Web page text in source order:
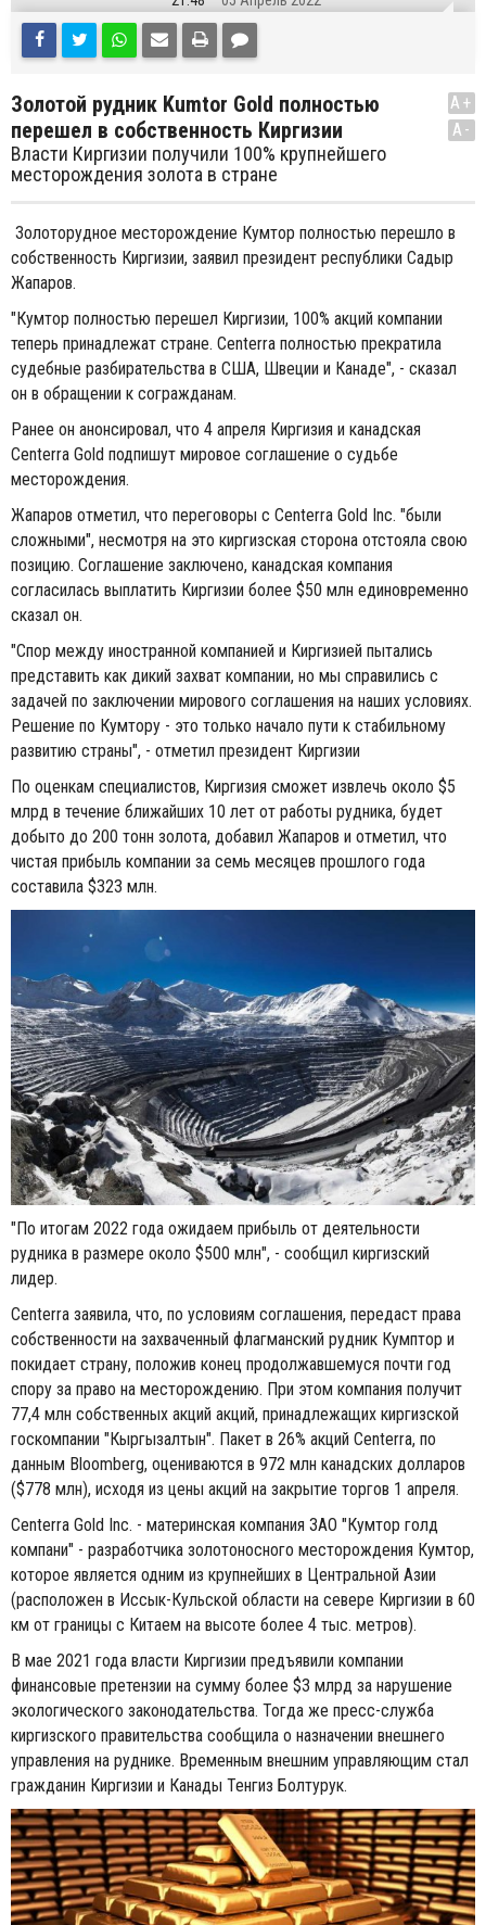
Золотой рудник Kumtor Gold полностью
перешел в собственность Киргизии
Власти Киргизии получили 100% крупнейшего
месторождения золота в стране
A+
A-
Золоторудное месторождение Кумтор полностью перешло в
собственность Киргизии, заявил президент республики Садыр
Жапаров.
"Кумтор полностью перешел Киргизии, 100% акций компании
теперь принадлежат стране. Centerra полностью прекратила
судебные разбирательства в США, Швеции и Канаде", - сказал
он в обращении к согражданам.
Ранее он анонсировал, что 4 апреля Киргизия и канадская
Centerra Gold подпишут мировое соглашение о судьбе
месторождения.
Жапаров отметил, что переговоры с Centerra Gold Inc. "были
сложными", несмотря на это киргизская сторона отстояла свою
позицию. Соглашение заключено, канадская компания
согласилась выплатить Киргизии более $50 млн единовременно
сказал он.
"Спор между иностранной компанией и Киргизией пытались
представить как дикий захват компании, но мы справились с
задачей по заключении мирового соглашения на наших условиях.
Решение по Кумтору - это только начало пути к стабильному
развитию страны", - отметил президент Киргизии
По оценкам специалистов, Киргизия сможет извлечь около $5
млрд в течение ближайших 10 лет от работы рудника, будет
добыто до 200 тонн золота, добавил Жапаров и отметил, что
чистая прибыль компании за семь месяцев прошлого года
составила $323 млн.
"По итогам 2022 года ожидаем прибыль от деятельности
рудника в размере около $500 млн", - сообщил киргизский
лидер.
Centerra заявила, что, по условиям соглашения, передаст права
собственности на захваченный флагманский рудник Кумптор и
покидает страну, положив конец продолжавшемуся почти год
спору за право на месторождению. При этом компания получит
77,4 млн собственных акций акций, принадлежащих киргизской
госкомпании "Кыргызалтын". Пакет в 26% акций Centerra, по
данным Bloomberg, оцениваются в 972 млн канадских долларов
($778 млн), исходя из цены акций на закрытие торгов 1 апреля.
Centerra Gold Inc. - материнская компания ЗАО "Кумтор голд
компани" - разработчика золотоносного месторождения Кумтор,
которое является одним из крупнейших в Центральной Азии
(расположен в Иссык-Кульской области на севере Киргизии в 60
км от границы с Китаем на высоте более 4 тыс. метров).
В мае 2021 года власти Киргизии предъявили компании
финансовые претензии на сумму более $3 млрд за нарушение
экологического законодательства. Тогда же пресс-служба
киргизского правительства сообщила о назначении внешнего
управления на руднике. Временным внешним управляющим стал
гражданин Киргизии и Канады Тенгиз Болтурук.